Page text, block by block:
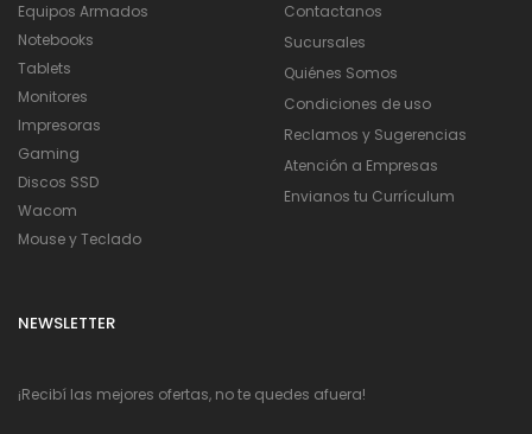
Equipos Armados
Notebooks
Tablets
Monitores
Impresoras
Gaming
Discos SSD
Wacom
Mouse y Teclado
Contactanos
Sucursales
Quiénes Somos
Condiciones de uso
Reclamos y Sugerencias
Atención a Empresas
Envianos tu Currículum
NEWSLETTER
¡Recibí las mejores ofertas, no te quedes afuera!